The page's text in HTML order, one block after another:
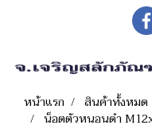
หน้าแรก สินค้าทั้งหมด
น็อตตัวหนอนดำ